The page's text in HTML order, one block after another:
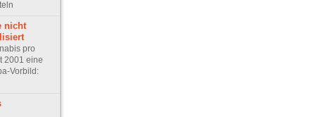
nicht
pro
2001 eine
Vorbild: